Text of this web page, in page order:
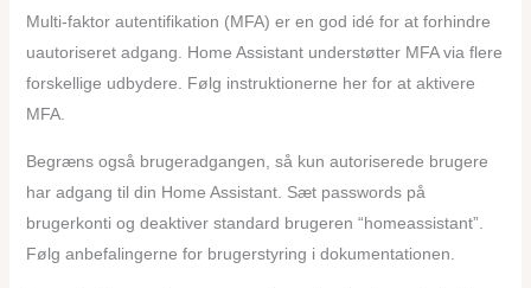
Multi-faktor autentifikation (MFA) er en god idé for at forhindre
uautoriseret adgang. Home Assistant understøtter MFA via flere
forskellige udbydere. Følg instruktionerne her for at aktivere
MFA.
Begræns også brugeradgangen, så kun autoriserede brugere
har adgang til din Home Assistant. Sæt passwords på
brugerkonti og deaktiver standard brugeren “homeassistant”.
Følg anbefalingerne for brugerstyring i dokumentationen.